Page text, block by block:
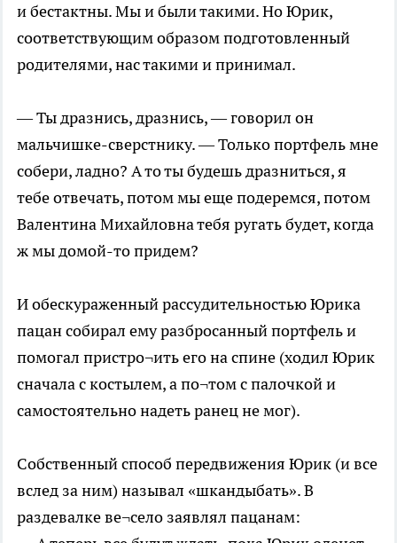
и бестактны. Мы и были такими. Но Юрик,
соответствующим образом подготовленный
родителями, нас такими и принимал.
— Ты дразнись, дразнись, — говорил он
мальчишке-сверстнику. — Только портфель мне
собери, ладно? А то ты будешь дразниться, я
тебе отвечать, потом мы еще подеремся, потом
Валентина Михайловна тебя ругать будет, когда
ж мы домой-то придем?
И обескураженный рассудительностью Юрика
пацан собирал ему разбросанный портфель и
помогал пристро¬ить его на спине (ходил Юрик
сначала с костылем, а по¬том с палочкой и
самостоятельно надеть ранец не мог).
Собственный способ передвижения Юрик (и все
вслед за ним) называл «шкандыбать». В
раздевалке ве¬село заявлял пацанам: